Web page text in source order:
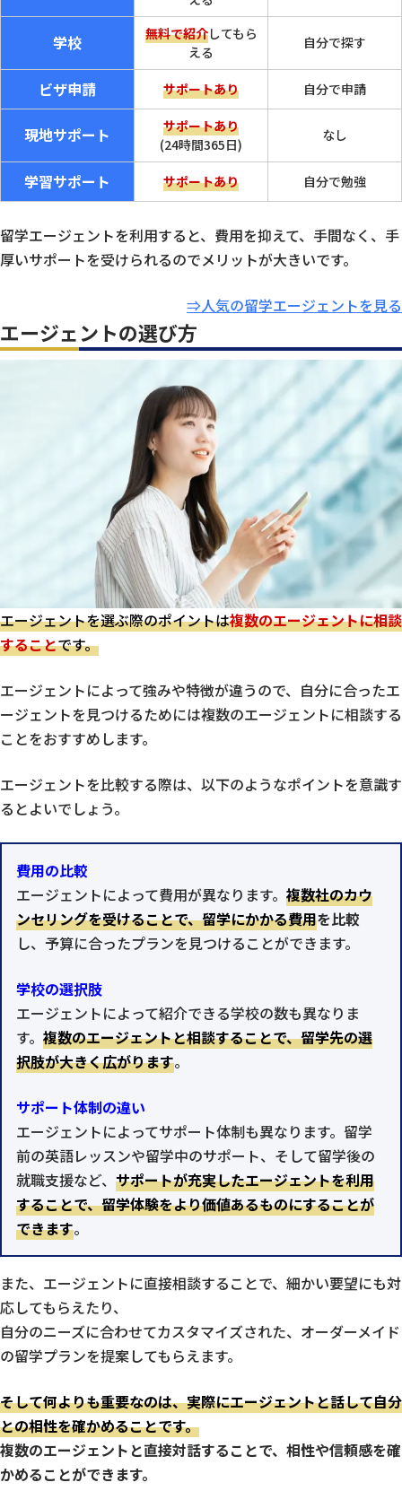
学校 無料で紹介してもら
える
自分で探す
ビザ申請 サポートあり 自分で申請
現地サポート
サポートあり
(24時間365日)
なし
学習サポート サポートあり 自分で勉強
留学エージェントを利用すると、費用を抑えて、手間なく、手
厚いサポートを受けられるのでメリットが大きいです。
⇒人気の留学エージェントを見る
エージェントの選び方
エージェントを選ぶ際のポイントは複数のエージェントに相談
することです。
エージェントによって強みや特徴が違うので、自分に合ったエ
ージェントを見つけるためには複数のエージェントに相談する
ことをおすすめします。
エージェントを比較する際は、以下のようなポイントを意識す
るとよいでしょう。
費用の比較
エージェントによって費用が異なります。 複数社のカウ
ンセリングを受けることで、留学にかかる費用を比較
し、予算に合ったプランを見つけることができます。
学校の選択肢
エージェントによって紹介できる学校の数も異なりま
す。 複数のエージェントと相談することで、留学先の選
択肢が大きく広がります。
サポート体制の違い
エージェントによってサポート体制も異なります。留学
前の英語レッスンや留学中のサポート、そして留学後の
就職支援など、 サポートが充実したエージェントを利用
することで、留学体験をより価値あるものにすることが
できます。
また、エージェントに直接相談することで、細かい要望にも対
応してもらえたり、
自分のニーズに合わせてカスタマイズされた、オーダーメイド
の留学プランを提案してもらえます。
そして何よりも重要なのは、実際にエージェントと話して自分
との相性を確かめることです。
複数のエージェントと直接対話することで、相性や信頼感を確
かめることができます。